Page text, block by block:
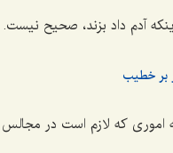
آدم داد بزند، صحیح نیست.
اموری که لازم است در